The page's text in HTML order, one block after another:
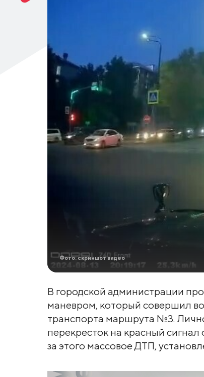
Фото: скриншот видео
В городской администрации
маневром, который совершил
транспорта маршрута №3.
перекресток на красный
за этого массовое ДТП,